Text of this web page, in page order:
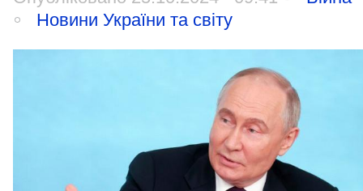
Новини України та світу